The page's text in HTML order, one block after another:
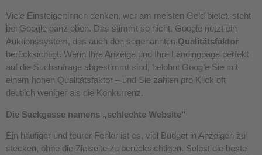
Viele Einsteiger:innen denken, wer am meisten Geld bietet, steht
bei Google ganz oben. Das stimmt so nicht. Google nutzt ein
Auktionssystem, das auch den sogenannten Qualitätsfaktor
berücksichtigt. Wenn Ihre Anzeige und Ihre Landingpage perfekt
auf die Suchanfrage abgestimmt sind, belohnt Google Sie mit
einem hohen Qualitätsfaktor – und Sie zahlen pro Klick oft
deutlich weniger als die Konkurrenz.
Die Sackgasse namens „schlechte Website“
Ein häufiger und teurer Fehler ist es, viel Budget in Anzeigen zu
stecken, ohne die Zielseite zu berücksichtigen. Selbst die beste